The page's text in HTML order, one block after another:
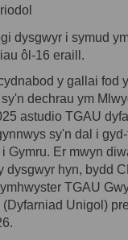
dysgwyr i symud
ôl-16 eraill.
y gallai fod
dechrau ym
astudio TGAU
sy'n dal i
i Gymru. Er mwyn
dysgwyr hyn, bydd
TGAU
Unigol )